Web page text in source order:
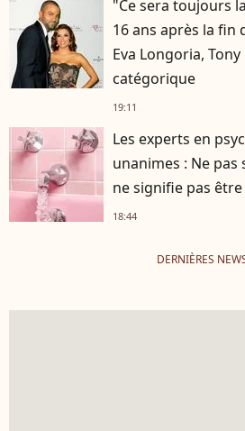
"Ce sera toujours
16 ans après la fin
Eva Longoria,
catégorique
19:11
Les experts en
unanimes : Ne pas
ne signifie pas
18:44
DERNIÈRES